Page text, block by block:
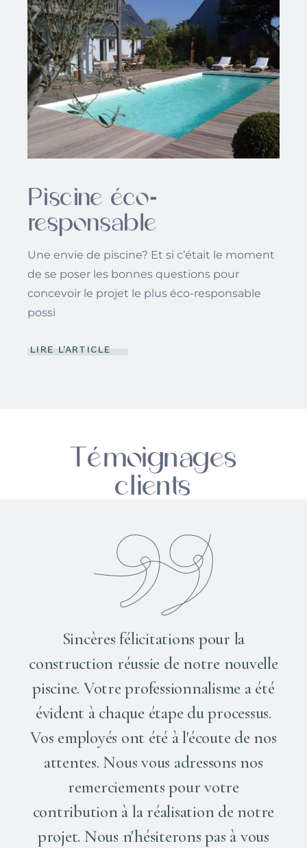
Piscine éco-
responsable
Une envie de piscine? Et si c’était le moment
de se poser les bonnes questions pour
concevoir le projet le plus éco-responsable
possi
LIRE L'ARTICLE
Témoignages
clients
Sincères félicitations pour la
construction réussie de notre nouvelle
piscine. Votre professionnalisme a été
évident à chaque étape du processus.
Vos employés ont été à l'écoute de nos
attentes. Nous vous adressons nos
remerciements pour votre
contribution à la réalisation de notre
projet. Nous n'hésiterons pas à vous